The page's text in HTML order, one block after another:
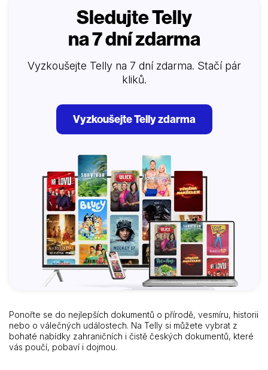
Sledujte Telly
na 7 dní zdarma
Vyzkoušejte Telly na 7 dní zdarma. Stačí pár
kliků.
Vyzkoušejte Telly zdarma
Ponořte se do nejlepších dokumentů o přírodě, vesmíru, historii
nebo o válečných událostech. Na Telly si můžete vybrat z
bohaté nabídky zahraničních i čistě českých dokumentů, které
vás poučí, pobaví i dojmou.